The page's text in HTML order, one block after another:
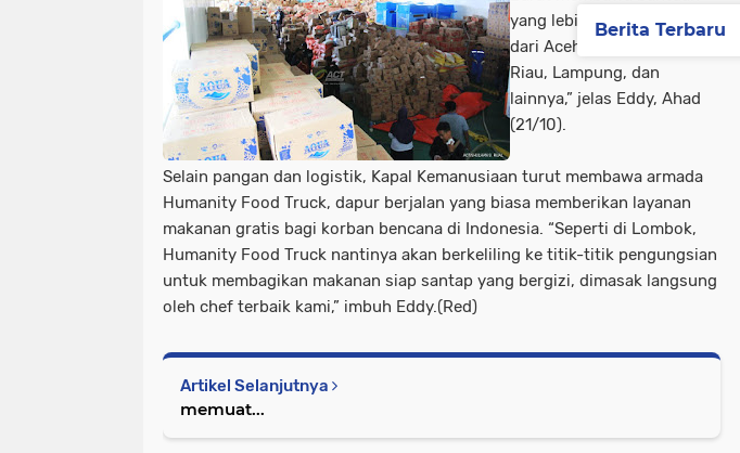
yang lebih masif lagi. Ada
dari Aceh, Medan, Padang,
Riau, Lampung, dan
lainnya,” jelas Eddy, Ahad
(21/10).
Selain pangan dan logistik, Kapal Kemanusiaan turut membawa armada
Humanity Food Truck, dapur berjalan yang biasa memberikan layanan
makanan gratis bagi korban bencana di Indonesia. “Seperti di Lombok,
Humanity Food Truck nantinya akan berkeliling ke titik-titik pengungsian
untuk membagikan makanan siap santap yang bergizi, dimasak langsung
oleh chef terbaik kami,” imbuh Eddy.(Red)
Artikel Selanjutnya
memuat...
Berita Terbaru